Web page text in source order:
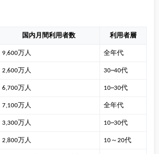
国内月間利用者数 利用者層
9,600万人 全年代
2,600万人 30~40代
6,700万人 10~30代
7,100万人 全年代
3,300万人 10~30代
2,800万人 10～20代